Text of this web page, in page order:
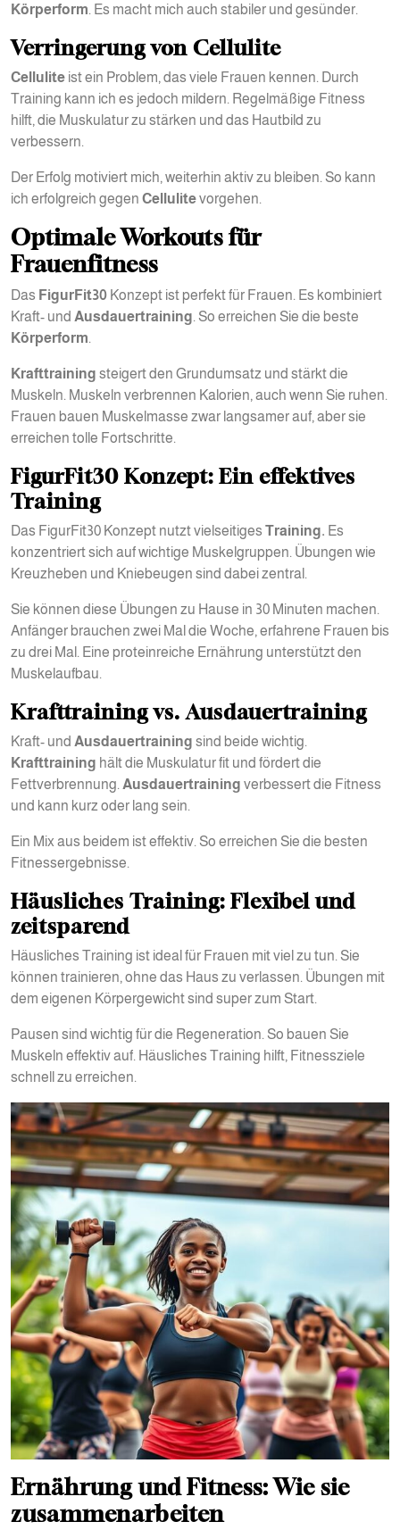
Körperform. Es macht mich auch stabiler und gesünder.
Verringerung von Cellulite
Cellulite ist ein Problem, das viele Frauen kennen. Durch
Training kann ich es jedoch mildern. Regelmäßige Fitness
hilft, die Muskulatur zu stärken und das Hautbild zu
verbessern.
Der Erfolg motiviert mich, weiterhin aktiv zu bleiben. So kann
ich erfolgreich gegen Cellulitevorgehen.
Optimale Workouts für
Frauenfitness
Das FigurFit30 Konzept ist perfekt für Frauen. Es kombiniert
Kraft- und Ausdauertraining. So erreichen Sie die beste
Körperform.
Krafttraining steigert den Grundumsatz und stärkt die
Muskeln. Muskeln verbrennen Kalorien, auch wenn Sie ruhen.
Frauen bauen Muskelmasse zwar langsamer auf, aber sie
erreichen tolle Fortschritte.
FigurFit30 Konzept: Ein effektives
Training
Das FigurFit30 Konzept nutzt vielseitiges Training. Es
konzentriert sich auf wichtige Muskelgruppen. Übungen wie
Kreuzheben und Kniebeugen sind dabei zentral.
Sie können diese Übungen zu Hause in 30 Minuten machen.
Anfänger brauchen zwei Mal die Woche, erfahrene Frauen bis
zu drei Mal. Eine proteinreiche Ernährung unterstützt den
Muskelaufbau.
Krafttraining vs. Ausdauertraining
Kraft- und Ausdauertraining sind beide wichtig.
Krafttraining hält die Muskulatur fit und fördert die
Fettverbrennung. Ausdauertraining verbessert die Fitness
und kann kurz oder lang sein.
Ein Mix aus beidem ist effektiv. So erreichen Sie die besten
Fitnessergebnisse.
Häusliches Training: Flexibel und
zeitsparend
Häusliches Training ist ideal für Frauen mit viel zu tun. Sie
können trainieren, ohne das Haus zu verlassen. Übungen mit
dem eigenen Körpergewicht sind super zum Start.
Pausen sind wichtig für die Regeneration. So bauen Sie
Muskeln effektiv auf. Häusliches Training hilft, Fitnessziele
schnell zu erreichen.
Ernährung und Fitness: Wie sie
zusammenarbeiten